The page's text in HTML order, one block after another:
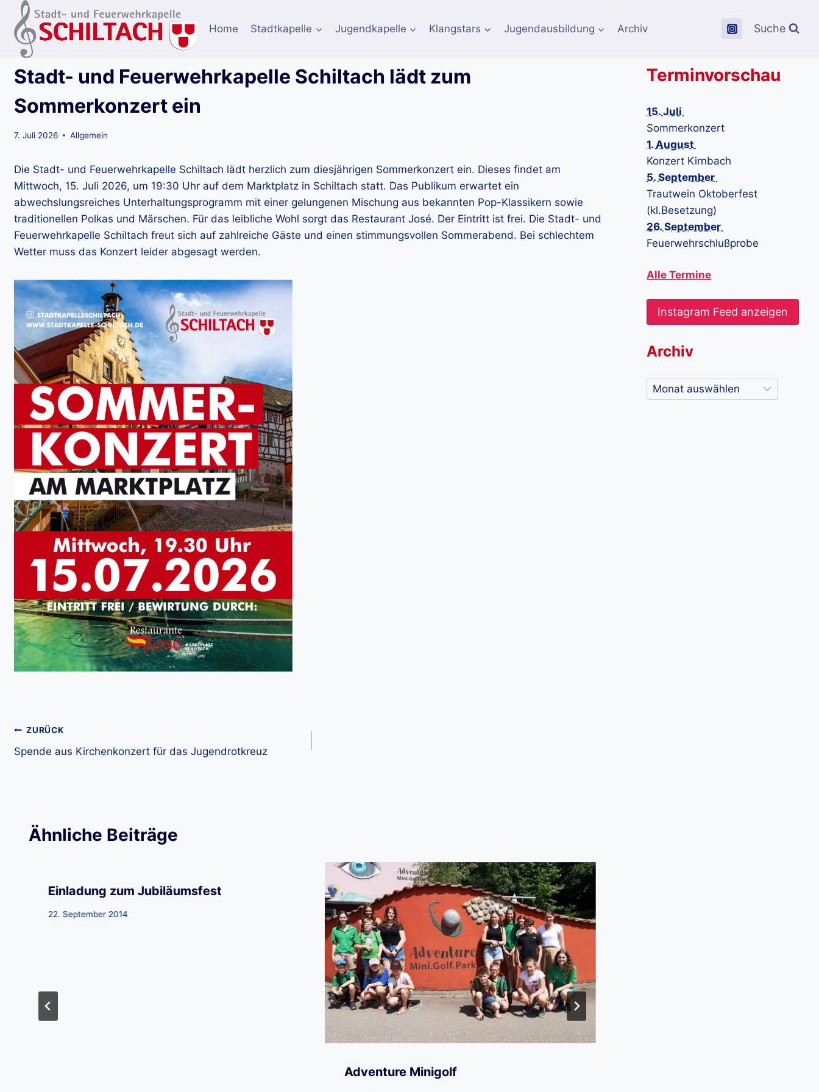
Zum
Inhalt
springen
Home Stadtkapelle Jugendkapelle Klangstars Jugendausbildung Archiv Suche
Stadt- und Feuerwehrkapelle Schiltach lädt zum
Sommerkonzert ein
7. Juli 2026 Allgemein
Die Stadt- und Feuerwehrkapelle Schiltach lädt herzlich zum diesjährigen Sommerkonzert ein. Dieses findet am
Mittwoch, 15. Juli 2026, um 19:30 Uhr auf dem Marktplatz in Schiltach statt. Das Publikum erwartet ein
abwechslungsreiches Unterhaltungsprogramm mit einer gelungenen Mischung aus bekannten Pop-Klassikern sowie
traditionellen Polkas und Märschen. Für das leibliche Wohl sorgt das Restaurant José. Der Eintritt ist frei. Die Stadt- und
Feuerwehrkapelle Schiltach freut sich auf zahlreiche Gäste und einen stimmungsvollen Sommerabend. Bei schlechtem
Wetter muss das Konzert leider abgesagt werden.
Beitragsnavigation
ZURÜCK
Spende aus Kirchenkonzert für das Jugendrotkreuz
Ähnliche Beiträge
Einladung zum Jubiläumsfest
22. September 2014
Adventure Minigolf
Terminvorschau
15. Juli
Sommerkonzert
1. August
Konzert Kirnbach
5. September
Trautwein Oktoberfest
(kl.Besetzung)
26. September
Feuerwehrschlußprobe
Alle Termine
Instagram Feed anzeigen
Archiv
Archiv